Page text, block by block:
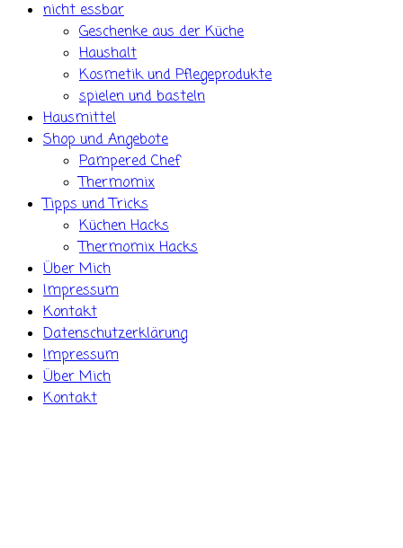
nicht essbar
Geschenke aus der Küche
Haushalt
Kosmetik und Pflegeprodukte
spielen und basteln
Hausmittel
Shop und Angebote
Pampered Chef
Thermomix
Tipps und Tricks
Küchen Hacks
Thermomix Hacks
Über Mich
Impressum
Kontakt
Datenschutzerklärung
Impressum
Über Mich
Kontakt